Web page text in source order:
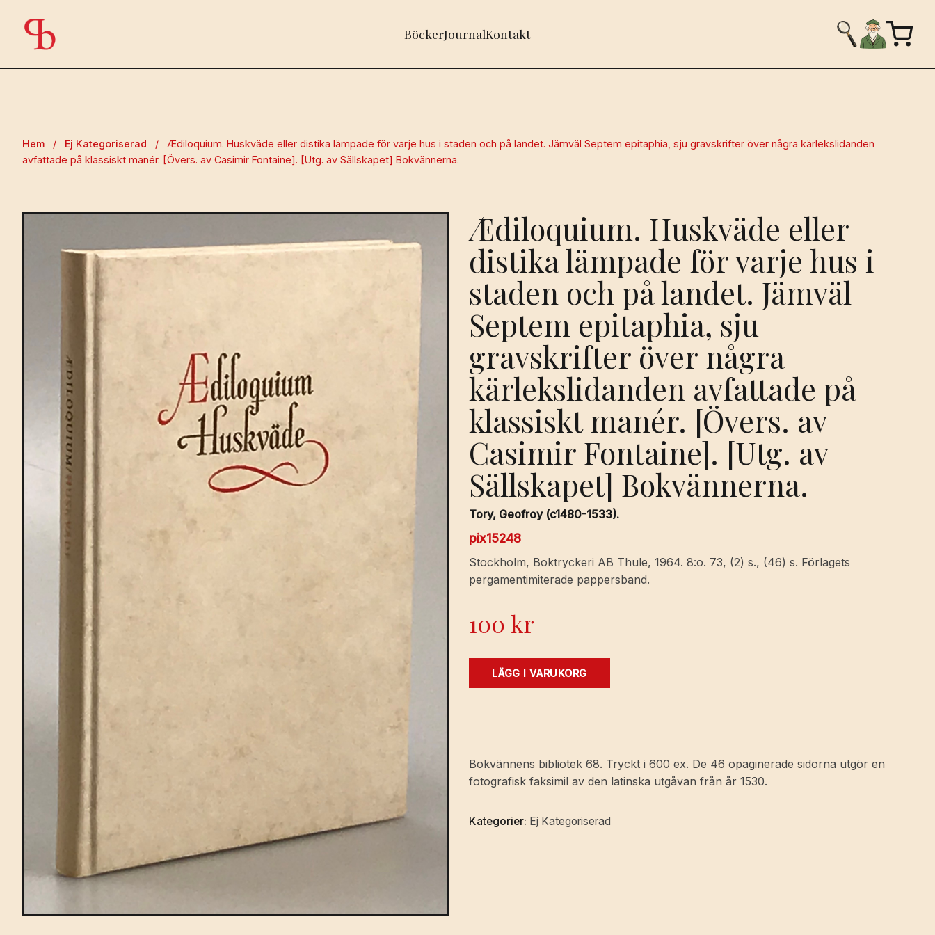
BöckerJournalKontakt
Hem / Ej Kategoriserad /
Ædiloquium. Huskväde eller distika lämpade för varje hus i staden och på landet. Jämväl Septem epitaphia, sju gravskrifter över några kärlekslidanden
avfattade på klassiskt manér. [Övers. av Casimir Fontaine]. [Utg. av Sällskapet] Bokvännerna.
Ædiloquium. Huskväde eller
distika lämpade för varje hus i
staden och på landet. Jämväl
Septem epitaphia, sju
gravskrifter över några
kärlekslidanden avfattade på
klassiskt manér. [Övers. av
Casimir Fontaine]. [Utg. av
Sällskapet] Bokvännerna.
Tory, Geofroy (c1480-1533).
pix15248
Stockholm, Boktryckeri AB Thule, 1964. 8:o. 73, (2) s., (46) s. Förlagets
pergamentimiterade pappersband.
100kr
Ædiloquium.
lämpade
varje
hus
staden
LÄGG I VARUKORG
Bokvännens bibliotek 68. Tryckt i 600 ex. De 46 opaginerade sidorna utgör en
fotografisk faksimil av den latinska utgåvan från år 1530.
Kategorier: Ej Kategoriserad